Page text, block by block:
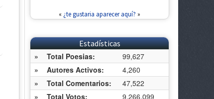
« ¿te gustaria aparecer aquí? »
Estadísticas
»
Total Poesias:
99,627
»
Autores Activos:
4,260
»
Total Comentarios:
47,522
»
Total Votos:
9,266,099